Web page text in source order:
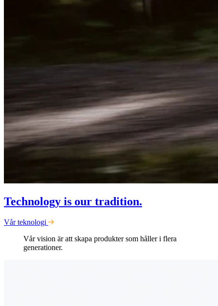
Technology is our tradition.
Vår teknologi
Vår vision är att skapa produkter som håller i flera
generationer.